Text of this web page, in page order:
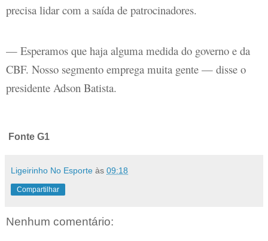
precisa lidar com a saída de patrocinadores.
— Esperamos que haja alguma medida do governo e da
CBF. Nosso segmento emprega muita gente — disse o
presidente Adson Batista.
Fonte G1
Ligeirinho No Esporte às 09:18
Compartilhar
Nenhum comentário: